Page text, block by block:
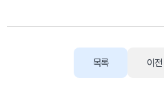
목록 이전